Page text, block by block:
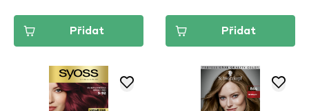
Přidat Přidat